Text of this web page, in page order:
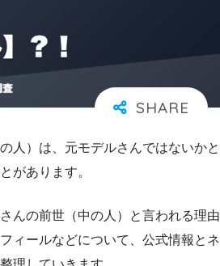
人）は、元モデルさんではないかと
があります。
んの前世（中の人）と言われる理由
ィールなどについて、公式情報とネ